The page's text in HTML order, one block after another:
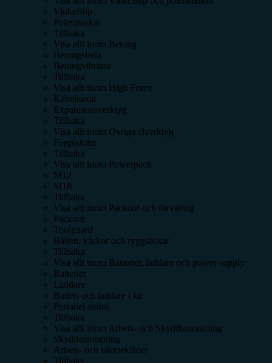
Vinkelslip
Polermaskin
Tillbaka
Visa allt inom Betong
Betongsloda
Betongvibrator
Tillbaka
Visa allt inom High Force
Kabelsaxar
Expansionsverktyg
Tillbaka
Visa allt inom Övriga elverktyg
Fogpistoler
Tillbaka
Visa allt inom Powerpack
M12
M18
Tillbaka
Visa allt inom Packout och förvaring
Packout
Toolguard
Bälten, väskor och ryggsäckar
Tillbaka
Visa allt inom Batterier, laddare och power supply
Batterier
Laddare
Batteri och laddare i kit
Portabel ström
Tillbaka
Visa allt inom Arbets- och Skyddsutrustning
Skyddsutrustning
Arbets- och värmekläder
Tillbaka